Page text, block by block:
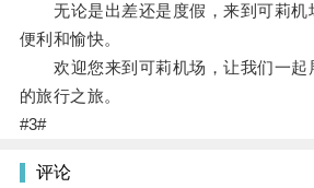
无论是出差还是度假，来到可莉机
便利和愉快。
欢迎您来到可莉机场，让我们一起
的旅行之旅。
#3#
评论